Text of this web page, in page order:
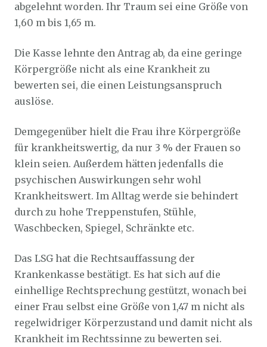
abgelehnt worden. Ihr Traum sei eine Größe von
1,60 m bis 1,65 m.
Die Kasse lehnte den Antrag ab, da eine geringe
Körpergröße nicht als eine Krankheit zu
bewerten sei, die einen Leistungsanspruch
auslöse.
Demgegenüber hielt die Frau ihre Körpergröße
für krankheitswertig, da nur 3 % der Frauen so
klein seien. Außerdem hätten jedenfalls die
psychischen Auswirkungen sehr wohl
Krankheitswert. Im Alltag werde sie behindert
durch zu hohe Treppenstufen, Stühle,
Waschbecken, Spiegel, Schränkte etc.
Das LSG hat die Rechtsauffassung der
Krankenkasse bestätigt. Es hat sich auf die
einhellige Rechtsprechung gestützt, wonach bei
einer Frau selbst eine Größe von 1,47 m nicht als
regelwidriger Körperzustand und damit nicht als
Krankheit im Rechtssinne zu bewerten sei.